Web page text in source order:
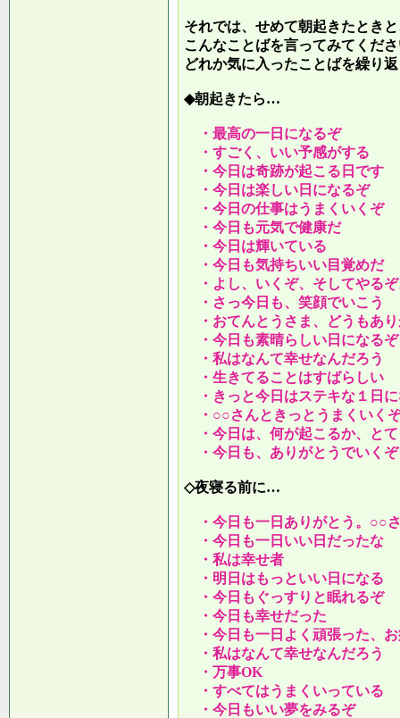
それでは、せめて朝起きたとき
こんなことばを言ってみてくだ
どれか気に入ったことばを繰り
◆朝起きたら…
・最高の一日になるぞ
・すごく、いい予感がする
・今日は奇跡が起こる日です
・今日は楽しい日になるぞ
・今日の仕事はうまくいくぞ
・今日も元気で健康だ
・今日は輝いている
・今日も気持ちいい目覚めだ
・よし、いくぞ、そしてやる
・さっ今日も、笑顔でいこう
・おてんとうさま、どうもあ
・今日も素晴らしい日になるぞ
・私はなんて幸せなんだろう
・生きてることはすばらしい
・きっと今日はステキな１日
・○○さんときっとうまくいく
・今日は、何が起こるか、と
・今日も、ありがとうでいくぞ
◇夜寝る前に…
・今日も一日ありがとう。○○
・今日も一日いい日だったな
・私は幸せ者
・明日はもっといい日になる
・今日もぐっすりと眠れるぞ
・今日も幸せだった
・今日も一日よく頑張った、
・私はなんて幸せなんだろう
・万事OK
・すべてはうまくいっている
・今日もいい夢をみるぞ